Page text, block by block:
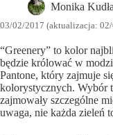
Monika
03/02/2017 (aktualizacja:
“Greenery” to kolor
będzie królować w
Pantone, który zajmuje
kolorystycznych. Wybór
zajmowały szczególne
uwaga, nie każda zieleń